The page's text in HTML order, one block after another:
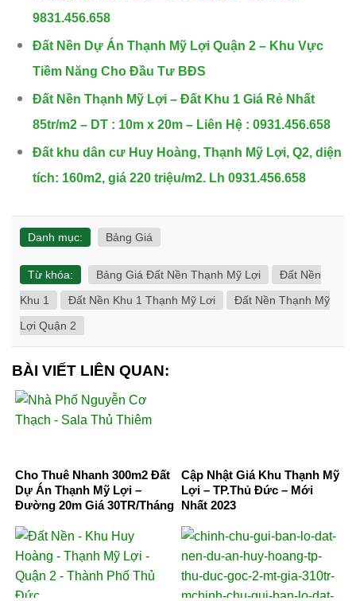
9831.456.658
Đất Nền Dự Án Thạnh Mỹ Lợi Quận 2 – Khu Vực
Tiềm Năng Cho Đầu Tư BĐS
Đất Nền Thạnh Mỹ Lợi – Đất Khu 1 Giá Rẻ Nhất
85tr/m2 – DT : 10m x 20m – Liên Hệ : 0931.456.658
Đất khu dân cư Huy Hoàng, Thạnh Mỹ Lợi, Q2, diện
tích: 160m2, giá 220 triệu/m2. Lh 0931.456.658
Danh mục: Bảng Giá
Từ khóa: Bảng Giá Đất Nền Thạnh Mỹ Lợi
Đất Nền
Khu 1
Đất Nền Khu 1 Thạnh Mỹ Lơi
Đất Nền Thạnh Mỹ
Lợi Quận 2
BÀI VIẾT LIÊN QUAN:
Cho Thuê Nhanh 300m2 Đất
Dự Án Thạnh Mỹ Lợi –
Đường 20m Giá 30TR/Tháng
Cập Nhật Giá Khu Thạnh Mỹ
Lợi – TP.Thủ Đức – Mới
Nhất 2023